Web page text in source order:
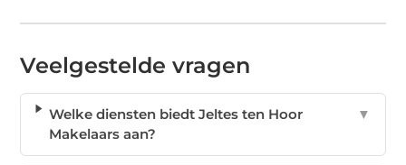
Veelgestelde vragen
Welke diensten biedt Jeltes ten Hoor
Makelaars aan?
▼